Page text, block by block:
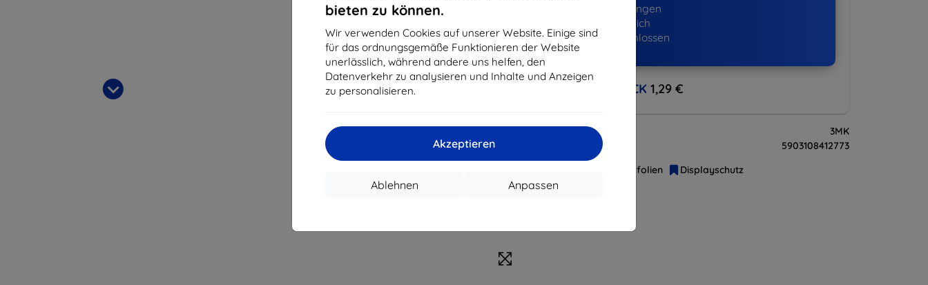
bieten zu können.
Wir verwenden Cookies auf unserer Website. Einige sind
für das ordnungsgemäße Funktionieren der Website
unerlässlich, während andere uns helfen, den
Datenverkehr zu analysieren und Inhalte und Anzeigen
zu personalisieren.
Akzeptieren
Anpassen
Ablehnen
Bestellungen
erfolgreich
abgeschlossen
CASHBACK 1,29 €
3MK
5903108412773
Schutzfolien Displayschutz